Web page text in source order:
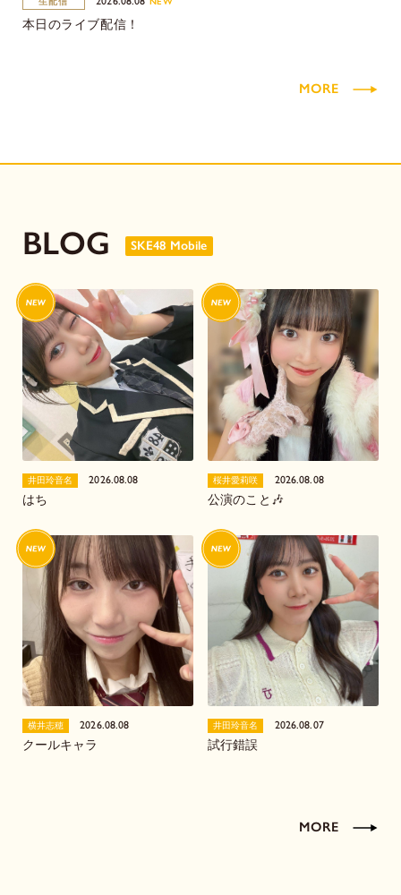
本日のライブ配信！
MORE
BLOG SKE48 Mobile
井田玲音名 2026.08.08
はち
桜井愛莉咲 2026.08.08
公演のこと🎶
横井志穂 2026.08.08
クールキャラ
井田玲音名 2026.08.07
試行錯誤
MORE